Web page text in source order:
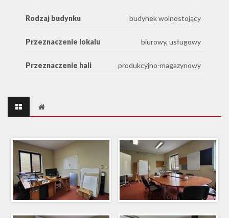
Rodzaj budynku budynek wolnostojący
Przeznaczenie lokalu biurowy, usługowy
Przeznaczenie hali produkcyjno-magazynowy